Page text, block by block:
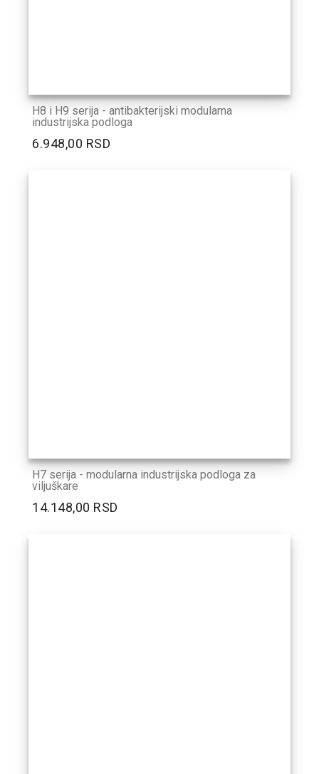
H8 i H9 serija - antibakterijski modularna
industrijska podloga
6.948,00 RSD
H7 serija - modularna industrijska podloga za
viljuškare
14.148,00 RSD